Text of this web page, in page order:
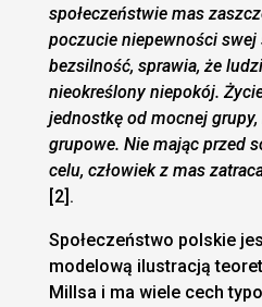
społeczeństwie mas
poczucie niepewności
bezsilność, sprawia, że
nieokreślony niepokój.
jednostkę od mocnej
grupowe. Nie mając przed
celu, człowiek z mas
[2].
Społeczeństwo polskie
modelową ilustracją
Millsa i ma wiele cech